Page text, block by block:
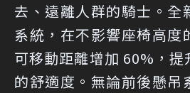
去、遠離人群的騎士。全
系統，在不影響座椅高度
可移動距離增加 60%，提
的舒適度。無論前後懸吊